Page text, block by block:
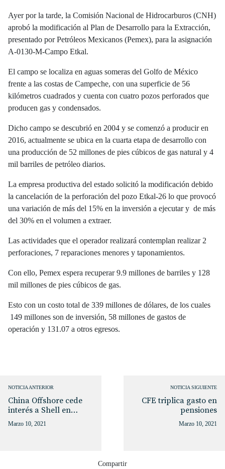
Compartir
Ayer por la tarde, la Comisión Nacional de Hidrocarburos (CNH)
aprobó la modificación al Plan de Desarrollo para la Extracción,
presentado por Petróleos Mexicanos (Pemex), para la asignación
A-0130-M-Campo Etkal.
El campo se localiza en aguas someras del Golfo de México
frente a las costas de Campeche, con una superficie de 56
kilómetros cuadrados y cuenta con cuatro pozos perforados que
producen gas y condensados.
Dicho campo se descubrió en 2004 y se comenzó a producir en
2016, actualmente se ubica en la cuarta etapa de desarrollo con
una producción de 52 millones de pies cúbicos de gas natural y 4
mil barriles de petróleo diarios.
La empresa productiva del estado solicitó la modificación debido
la cancelación de la perforación del pozo Etkal-26 lo que provocó
una variación de más del 15% en la inversión a ejecutar y de más
del 30% en el volumen a extraer.
Las actividades que el operador realizará contemplan realizar 2
perforaciones, 7 reparaciones menores y taponamientos.
Con ello, Pemex espera recuperar 9.9 millones de barriles y 128
mil millones de pies cúbicos de gas.
Esto con un costo total de 339 millones de dólares, de los cuales
149 millones son de inversión, 58 millones de gastos de
operación y 131.07 a otros egresos.
NOTICIA ANTERIOR
China Offshore cede
interés a Shell en…
Marzo 10, 2021
NOTICIA SIGUIENTE
CFE triplica gasto en
pensiones
Marzo 10, 2021